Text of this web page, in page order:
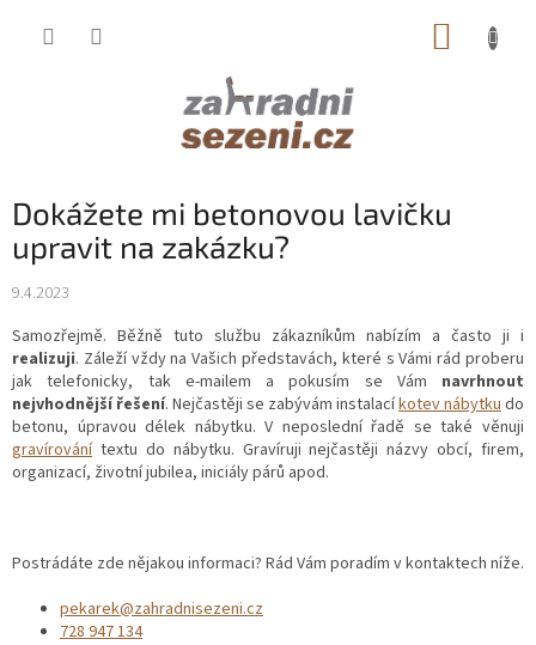
Dokážete mi betonovou lavičku
upravit na zakázku?
9.4.2023
Samozřejmě. Běžně tuto službu zákazníkům nabízím a často ji i
realizuji. Záleží vždy na Vašich představách, které s Vámi rád proberu
jak telefonicky, tak e-mailem a pokusím se Vám navrhnout
nejvhodnější řešení. Nejčastěji se zabývám instalacíkotev nábytku do
betonu, úpravou délek nábytku. V neposlední řadě se také věnuji
gravírovánítextu do nábytku. Gravíruji nejčastěji názvy obcí, firem,
organizací, životní jubilea, iniciály párů apod.
Postrádáte zde nějakou informaci? Rád Vám poradím v kontaktech níže.
pekarek@zahradnisezeni.cz
728 947 134